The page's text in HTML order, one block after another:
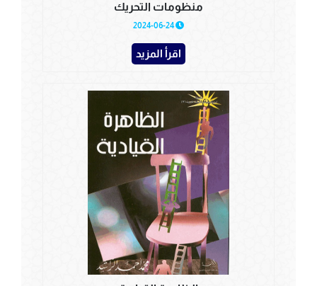
منظومات التحريك
2024-06-24
اقرأ المزيد